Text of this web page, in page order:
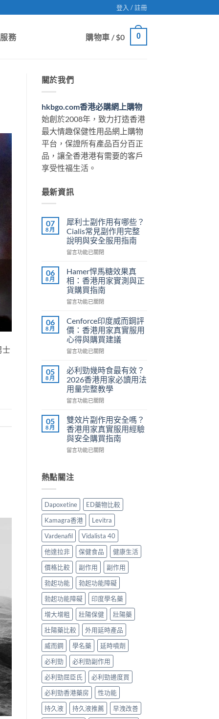
登入 / 註冊
務 購物車 /$0 0
士
關於我們
hkbgo.com香港必購網上購物
始創於2008年，致力打造香港
最大情趣保健性用品網上購物
平台，保證所有產品百分百正
品，讓全香港港有需要的客戶
享受性福生活。
最新資訊
07
8 月
犀利士副作用有哪些？
Cialis常見副作用完整
說明與安全服用指南
在
利
士
副
作
用
哪
些？
Cialis
常
見
作
用
完
整
說
與
安
全
服
用
中
留言功能已關閉
06
8 月
Hamer悍馬糖效果真
相：香港用家實測與正
貨購買指南
在
悍
馬
糖
效
果
相：
香
港
用
家
測
與
正
貨
購
南〉
留言功能已關閉
06
8 月
Cenforce印度威而鋼評
價：香港用家真實服用
心得與購買建議
在
印
度
威
而
鋼
價：
香
港
用
家
服
得
與
購
買
建
議〉
中
留言功能已關閉
05
8 月
必利勁幾時食最有效？
2026香港用家必讀用法
用量完整教學
在
利
勁
幾
時
食
效？
港
用
家
必
讀
用
法
用
量
完
整
教
學〉
中
留言功能已關閉
05
8 月
雙效片副作用安全嗎？
香港用家真實服用經驗
與安全購買指南
在
片
副
用
安
全
嗎？
香
港
用
家
真
實
服
用
經
驗
與
安
全
購
買
指
南〉
中
留言功能已關閉
熱點關注
Dapoxetine
ED藥物比較
Kamagra香港
Levitra
Vardenafil
Vidalista 40
他達拉非
保健食品
健康生活
價格比較
副作用
副作用
勃起功能
勃起功能障礙
勃起功能障礙
印度學名藥
增大增粗
壯陽保健
壯陽藥
壯陽藥比較
外用延時產品
威而鋼
學名藥
延時噴劑
必利勁
必利勁副作用
必利勁屈臣氏
必利勁邊度買
必利勁香港藥房
性功能
持久液
持久液推薦
早洩改善